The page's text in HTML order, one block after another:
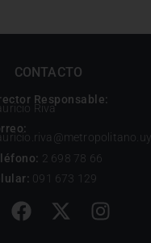
CONTACTO
Responsable:
Riva
2 698 78 66
091 673 129